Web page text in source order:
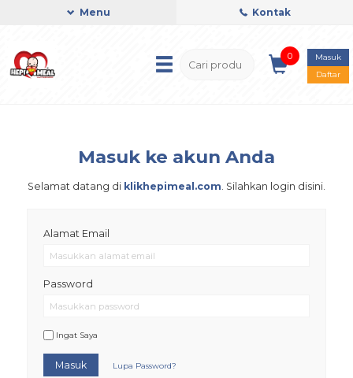
Menu Kontak
0
Masuk
Daftar
Masuk ke akun Anda
Selamat datang di klikhepimeal.com . Silahkan login disini.
Alamat Email
Password
Ingat Saya
Masuk Lupa Password?